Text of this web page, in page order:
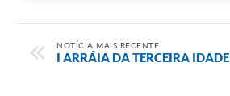
NOTÍCIA MAIS RECENTE
I ARRÁIA DA TERCEIRA IDADE